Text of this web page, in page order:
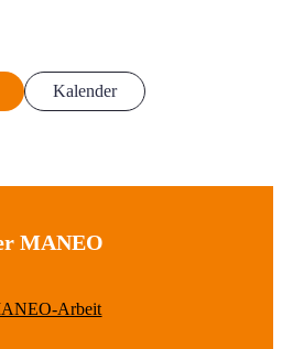
Kalender
MANEO
Arbeit